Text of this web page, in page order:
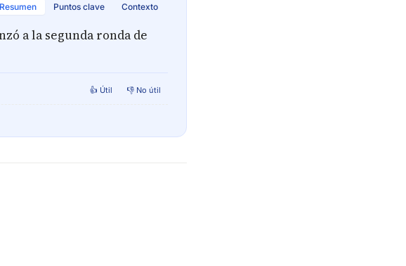
Resumen Puntos clave Contexto
a la segunda ronda de
👍 Útil 👎 No útil